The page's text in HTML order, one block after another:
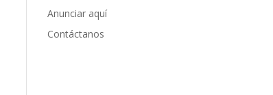
Anunciar aquí
Contáctanos